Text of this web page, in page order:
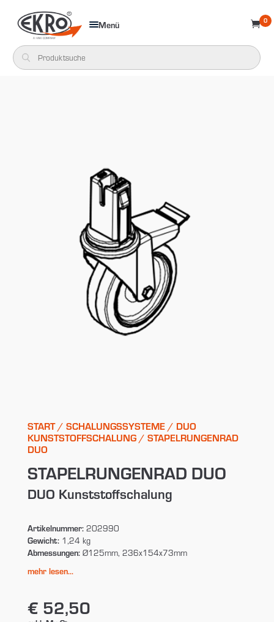
Menü  0
START/ SCHALUNGSSYSTEME/ DUO
KUNSTSTOFFSCHALUNG/ STAPELRUNGENRAD
DUO
STAPELRUNGENRAD DUO
DUO Kunststoffschalung
Artikelnummer:202990
Gewicht:1,24 kg
Abmessungen:Ø125mm, 236x154x73mm
mehr lesen...
€ 52,50